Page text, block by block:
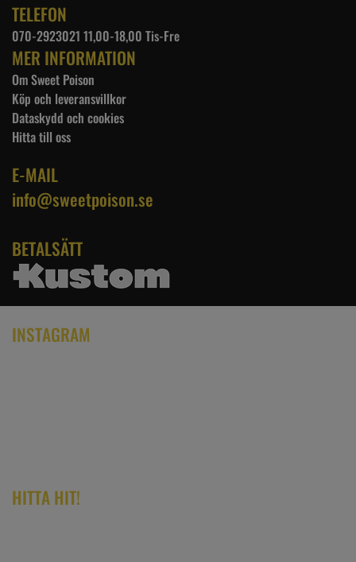
TELEFON
070-2923021 11,00-18,00 Tis-Fre
MER INFORMATION
Om Sweet Poison
Köp och leveransvillkor
Dataskydd och cookies
Hitta till oss
E-MAIL
info@sweetpoison.se
BETALSÄTT
INSTAGRAM
HITTA HIT!